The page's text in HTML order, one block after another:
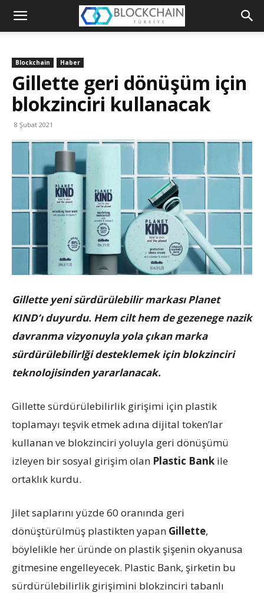
Blockchain
Platformu
Blockchain Haber
Gillette geri dönüşüm için
blokzinciri kullanacak
8 Şubat 2021
Gillette yeni sürdürülebilir markası Planet
KIND’ı duyurdu. Hem cilt hem de gezenege nazik
davranma vizyonuyla yola çıkan marka
sürdürülebilirlği desteklemek için blokzinciri
teknolojisinden yararlanacak.
Gillette sürdürülebilirlik girişimi için plastik
toplamayı teşvik etmek adına dijital token’lar
kullanan ve blokzinciri yoluyla geri dönüşümü
izleyen bir sosyal girişim olan Plastic Bank ile
ortaklık kurdu.
Jilet saplarını yüzde 60 oranında geri
dönüştürülmüş plastikten yapan Gillette,
böylelikle her üründe on plastik şişenin okyanusa
gitmesine engelleyecek. Plastic Bank, şirketin bu
sürdürülebilirlik girişimini blokzinciri tabanlı